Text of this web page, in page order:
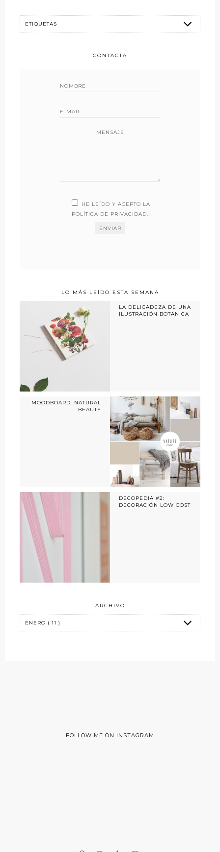
CONTACTA
MENSAJE
HE LEÍDO Y ACEPTO LA
POLÍTICA DE PRIVACIDAD.
LO MÁS LEÍDO ESTA SEMANA
LA DELICADEZA DE UNA
ILUSTRACIÓN BOTÁNICA
MOODBOARD: NATURAL
BEAUTY
DECOPEDIA #2:
DECORACIÓN LOW COST
ARCHIVO
FOLLOW ME ON INSTAGRAM